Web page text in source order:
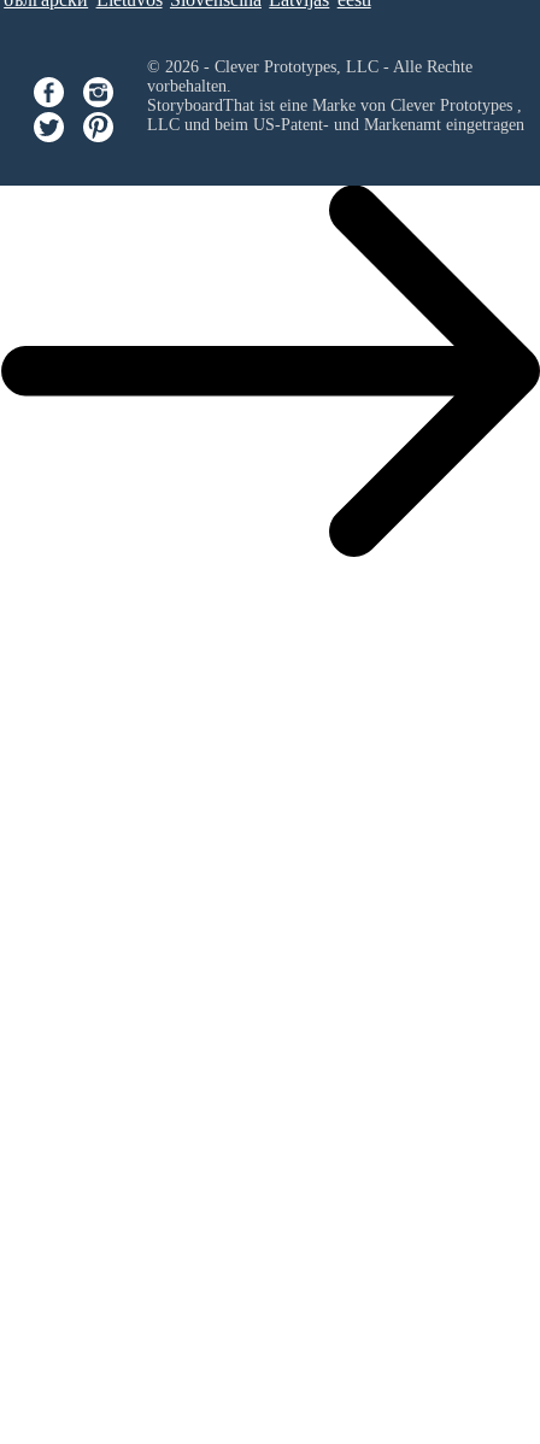
© 2026 - Clever Prototypes, LLC - Alle Rechte
vorbehalten.
StoryboardThat ist eine Marke von Clever Prototypes ,
LLCund beim US-Patent- und Markenamt eingetragen